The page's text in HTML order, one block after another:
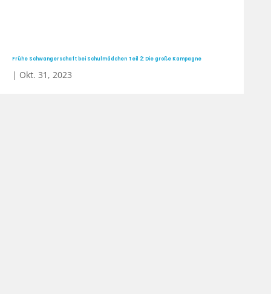
Frühe Schwangerschaft bei Schulmädchen Teil 2: Die große Kampagne
| Okt. 31, 2023